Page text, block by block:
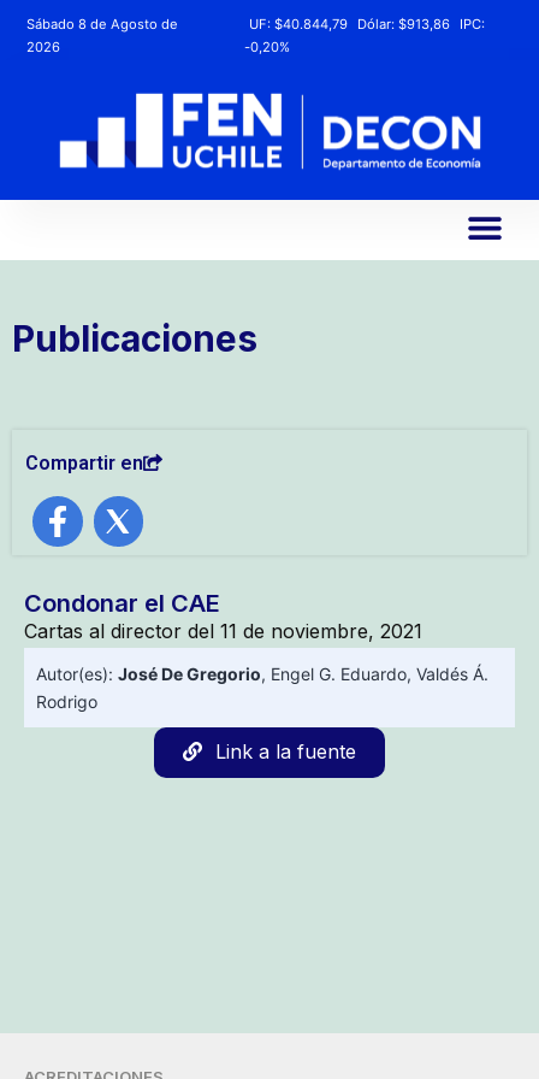
Sábado 8 de Agosto de
2026
UF:$40.844,79 Dólar:$913,86
IPC:
-0,20%
Publicaciones
Compartir en
Condonar el CAE
Cartas al director del 11 de noviembre, 2021
Autor(es): José De Gregorio, Engel G. Eduardo, Valdés Á.
Rodrigo
Link a la fuente